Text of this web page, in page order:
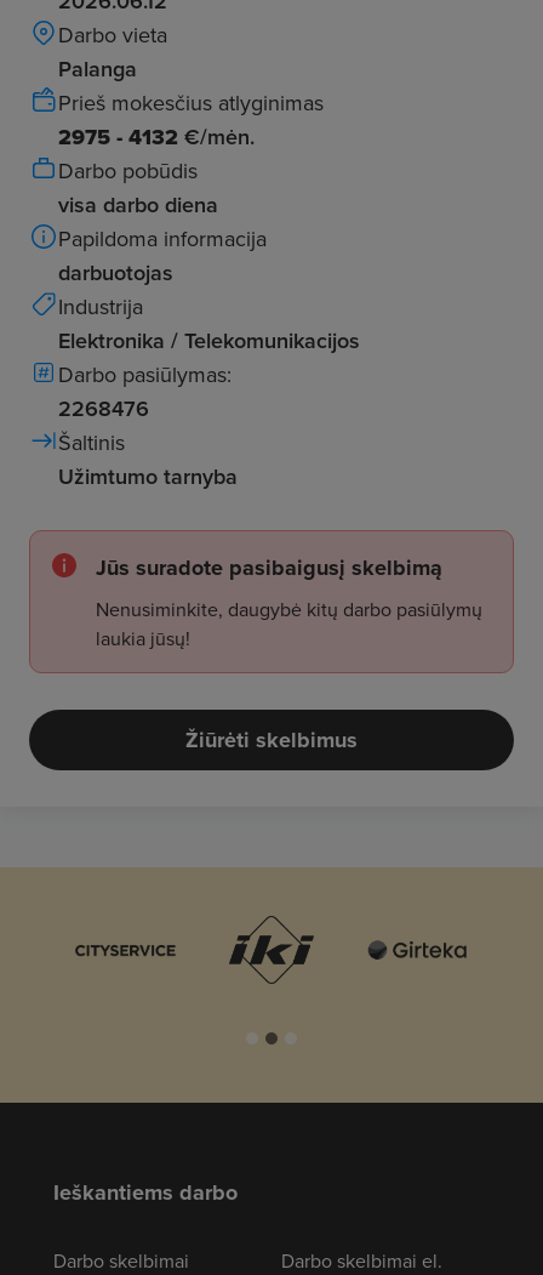
Darbo vieta
Palanga
Prieš mokesčius atlyginimas
2975 - 4132 €/mėn.
Darbo pobūdis
visa darbo diena
Papildoma informacija
darbuotojas
Industrija
Elektronika / Telekomunikacijos
Darbo pasiūlymas:
2268476
Šaltinis
Užimtumo tarnyba
Jūs suradote pasibaigusį skelbimą
Nenusiminkite, daugybė kitų darbo pasiūlymų
laukia jūsų!
Žiūrėti skelbimus
Ieškantiems darbo
Darbo skelbimai
Darbo skelbimai el.